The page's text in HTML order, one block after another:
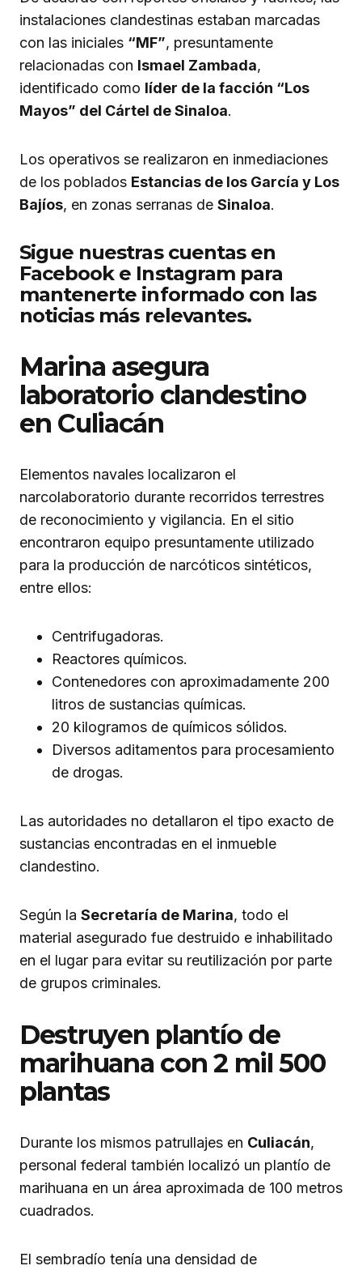
instalaciones clandestinas estaban marcadas
con las iniciales “MF”, presuntamente
relacionadas con Ismael Zambada,
identificado como líder de la facción “Los
Mayos” del Cártel de Sinaloa.
Los operativos se realizaron en inmediaciones
de los poblados Estancias de los García y Los
Bajíos, en zonas serranas de Sinaloa.
Sigue nuestras cuentas en
Facebook e Instagram para
mantenerte informado con las
noticias más relevantes.
Marina asegura
laboratorio clandestino
en Culiacán
Elementos navales localizaron el
narcolaboratorio durante recorridos terrestres
de reconocimiento y vigilancia. En el sitio
encontraron equipo presuntamente utilizado
para la producción de narcóticos sintéticos,
entre ellos:
Centrifugadoras.
Reactores químicos.
Contenedores con aproximadamente 200
litros de sustancias químicas.
20 kilogramos de químicos sólidos.
Diversos aditamentos para procesamiento
de drogas.
Las autoridades no detallaron el tipo exacto de
sustancias encontradas en el inmueble
clandestino.
Según la Secretaría de Marina, todo el
material asegurado fue destruido e inhabilitado
en el lugar para evitar su reutilización por parte
de grupos criminales.
Destruyen plantío de
marihuana con 2 mil 500
plantas
Durante los mismos patrullajes en Culiacán,
personal federal también localizó un plantío de
marihuana en un área aproximada de 100 metros
cuadrados.
El sembradío tenía una densidad de